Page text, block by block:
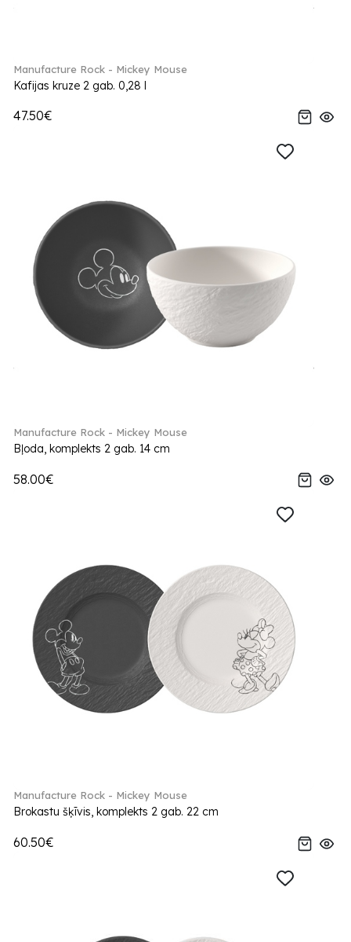
Manufacture Rock - Mickey Mouse
Kafijas kruze 2 gab. 0,28 l
47.50€
Manufacture Rock - Mickey Mouse
Bļoda, komplekts 2 gab. 14 cm
58.00€
Manufacture Rock - Mickey Mouse
Brokastu šķīvis, komplekts 2 gab. 22 cm
60.50€